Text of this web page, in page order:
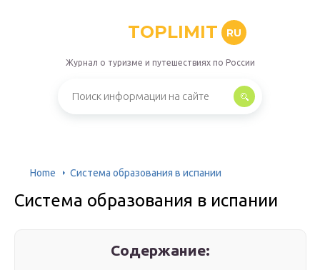
TOPLIMIT RU
Журнал о туризме и путешествиях по России
Home Cистема образования в испании
Cистема образования в испании
Содержание: